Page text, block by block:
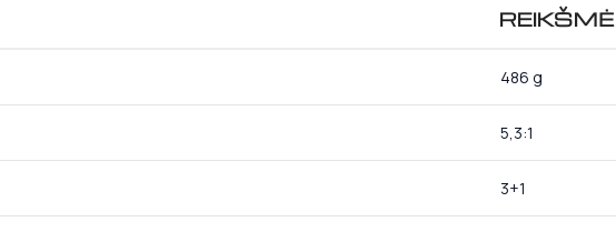
REIKŠMĖ
486 g
5,3:1
3+1